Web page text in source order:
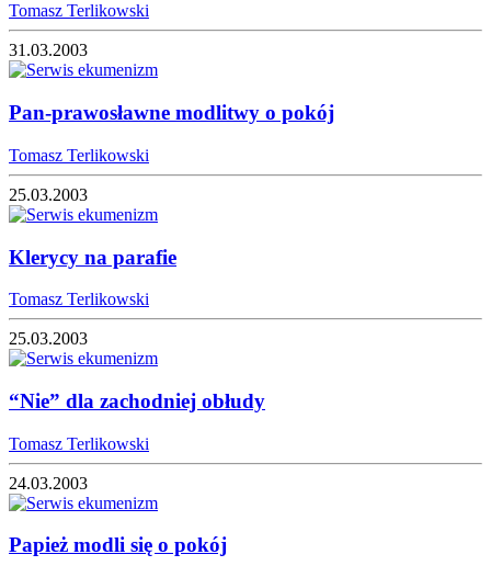
Tomasz Terlikowski
31.03.2003
Pan-prawosławne modlitwy o pokój
Tomasz Terlikowski
25.03.2003
Klerycy na parafie
Tomasz Terlikowski
25.03.2003
“Nie” dla zachodniej obłudy
Tomasz Terlikowski
24.03.2003
Papież modli się o pokój